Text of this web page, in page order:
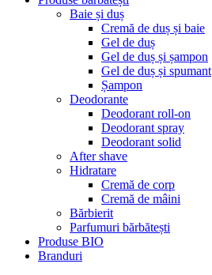
Baie și duș
Cremă de duș și baie
Gel de duș
Gel de duș și șampon
Gel de duș și spumant
Șampon
Deodorante
Deodorant roll-on
Deodorant spray
Deodorant solid
After shave
Hidratare
Cremă de corp
Cremă de mâini
Bărbierit
Parfumuri bărbătești
Produse BIO
Branduri